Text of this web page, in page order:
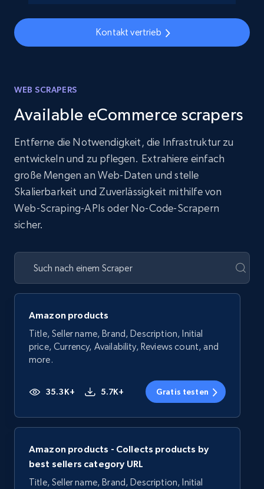
Kontakt vertrieb
WEB SCRAPERS
Available eCommerce scrapers
Entferne die Notwendigkeit, die Infrastruktur zu
entwickeln und zu pflegen. Extrahiere einfach
große Mengen an Web-Daten und stelle
Skalierbarkeit und Zuverlässigkeit mithilfe von
Web-Scraping-APIs oder No-Code-Scrapern
sicher.
Amazon products
Title, Seller name, Brand, Description, Initial
price, Currency, Availability, Reviews count, and
more.
35.3K+ 5.7K+ Gratis testen
Amazon products - Collects products by
best sellers category URL
Title, Seller name, Brand, Description, Initial